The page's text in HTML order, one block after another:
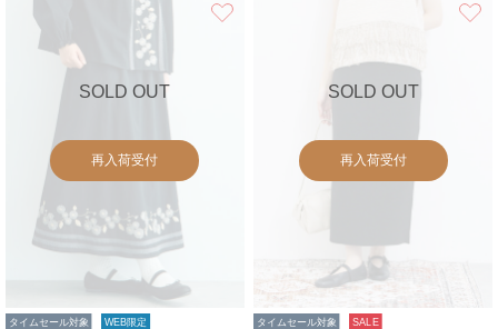
SOLD OUT
再入荷受付
タイムセール対象 WEB限定
SOLD OUT
再入荷受付
タイムセール対象 SALE